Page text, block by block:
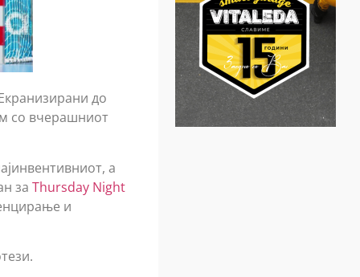
до
со вчерашниот
а
за Thursday Night
и